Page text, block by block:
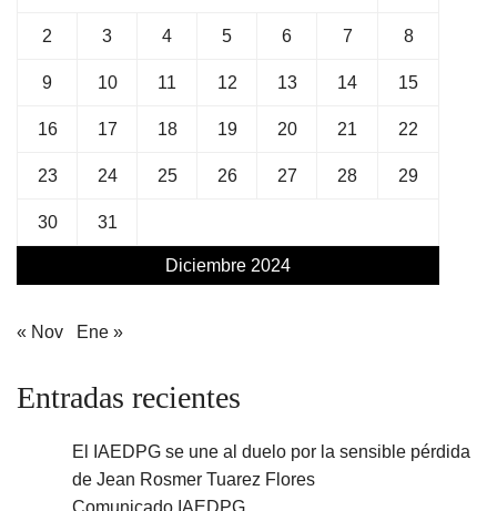
Diciembre 2024
2 3 4 5 6 7 8
9 10 11 12 13 14 15
16 17 18 19 20 21 22
23 24 25 26 27 28 29
30 31
« Nov Ene »
Entradas recientes
El IAEDPG se une al duelo por la sensible pérdida
de Jean Rosmer Tuarez Flores
Comunicado IAEDPG